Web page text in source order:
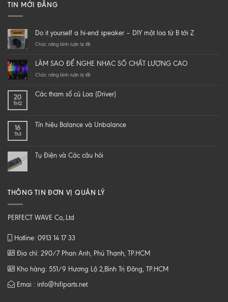
TIN MỚI ĐĂNG
Do it yourself a hi-end speaker – DIY một loa từ B tới Z
Chức năng bình luận bị tắtở
yourself
a
speaker
loa
Z
LÀM SAO ĐỂ NGHE NHẠC SỐ CHẤT LƯỢNG CAO
Chức năng bình luận bị tắtở
ĐỂ
CHẤT
20
Th12
Các tham số củ Loa (Driver)
16
Th3
Tín hiệu Balance và Unbalance
Tụ Điện và Các câu hỏi
THÔNG TIN ĐƠN VỊ QUẢN LÝ
PERFECT WAVE Co,.Ltd
Hotline: 0913 14 17 33
Địa chỉ: 290/7 Phan Anh, Phú Thạnh, TP.HCM
Kho hàng: 551/9 Hương Lộ 2,Bình Trị Đông, TP.HCM
Emai : info@hifiparts.net